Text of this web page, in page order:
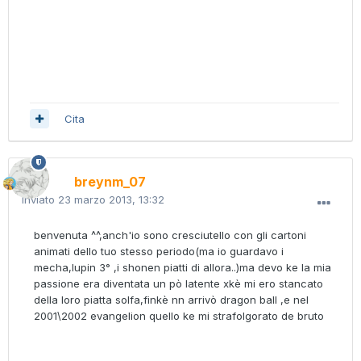
Cita
breynm_07
Inviato 23 marzo 2013, 13:32
benvenuta ^^,anch'io sono cresciutello con gli cartoni
animati dello tuo stesso periodo(ma io guardavo i
mecha,lupin 3° ,i shonen piatti di allora..)ma devo ke la mia
passione era diventata un pò latente xkè mi ero stancato
della loro piatta solfa,finkè nn arrivò dragon ball ,e nel
2001\2002 evangelion quello ke mi strafolgorato de bruto